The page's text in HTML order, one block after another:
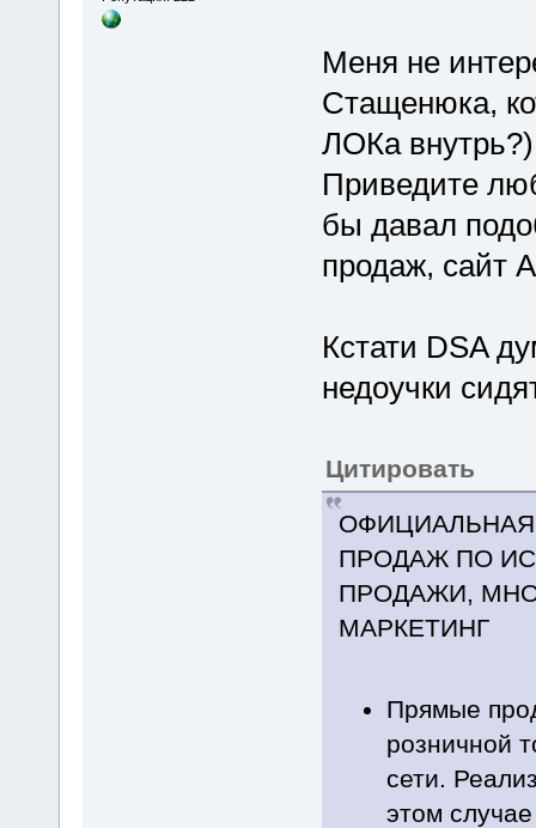
Меня не
Стащенюка,
ЛОКа
Приведите
бы давал
продаж, сайт
Кстати DSA
недоучки
Цитировать
ПРОДАЖ ПО
ПРОДАЖИ,
МАРКЕТИНГ
Прямые
розничной
сети.
этом случае